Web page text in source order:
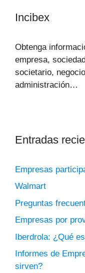
Incibex
Obtenga
empresa,
societario,
administración…
Entradas
Empresas
Walmart
Preguntas
Empresas por
Iberdrola: ¿Qué
Informes de
sirven?